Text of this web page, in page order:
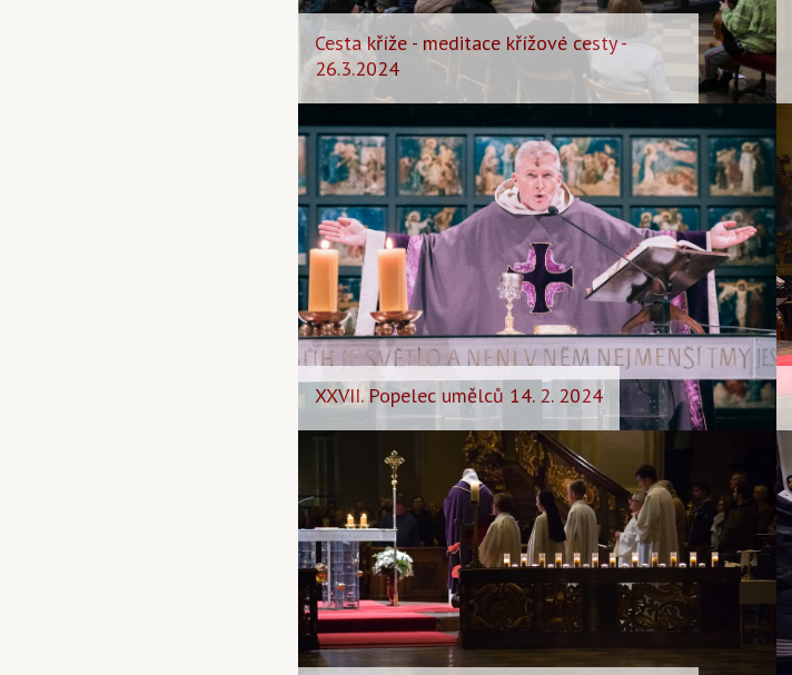
Cesta kříže - meditace křížové cesty -
26.3.2024
XXVII. Popelec umělců 14. 2. 2024